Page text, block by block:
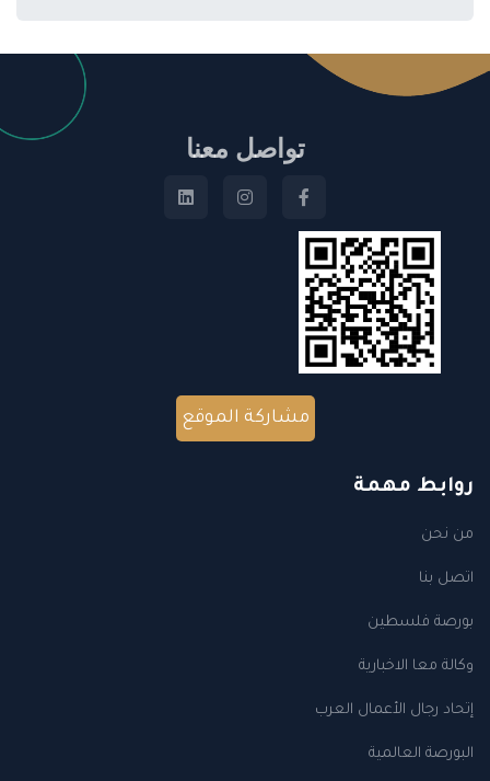
تواصل معنا
مشاركة الموقع
روابط مهمة
من نحن
اتصل بنا
بورصة فلسطين
وكالة معا الاخبارية
إتحاد رجال الأعمال العرب
البورصة العالمية